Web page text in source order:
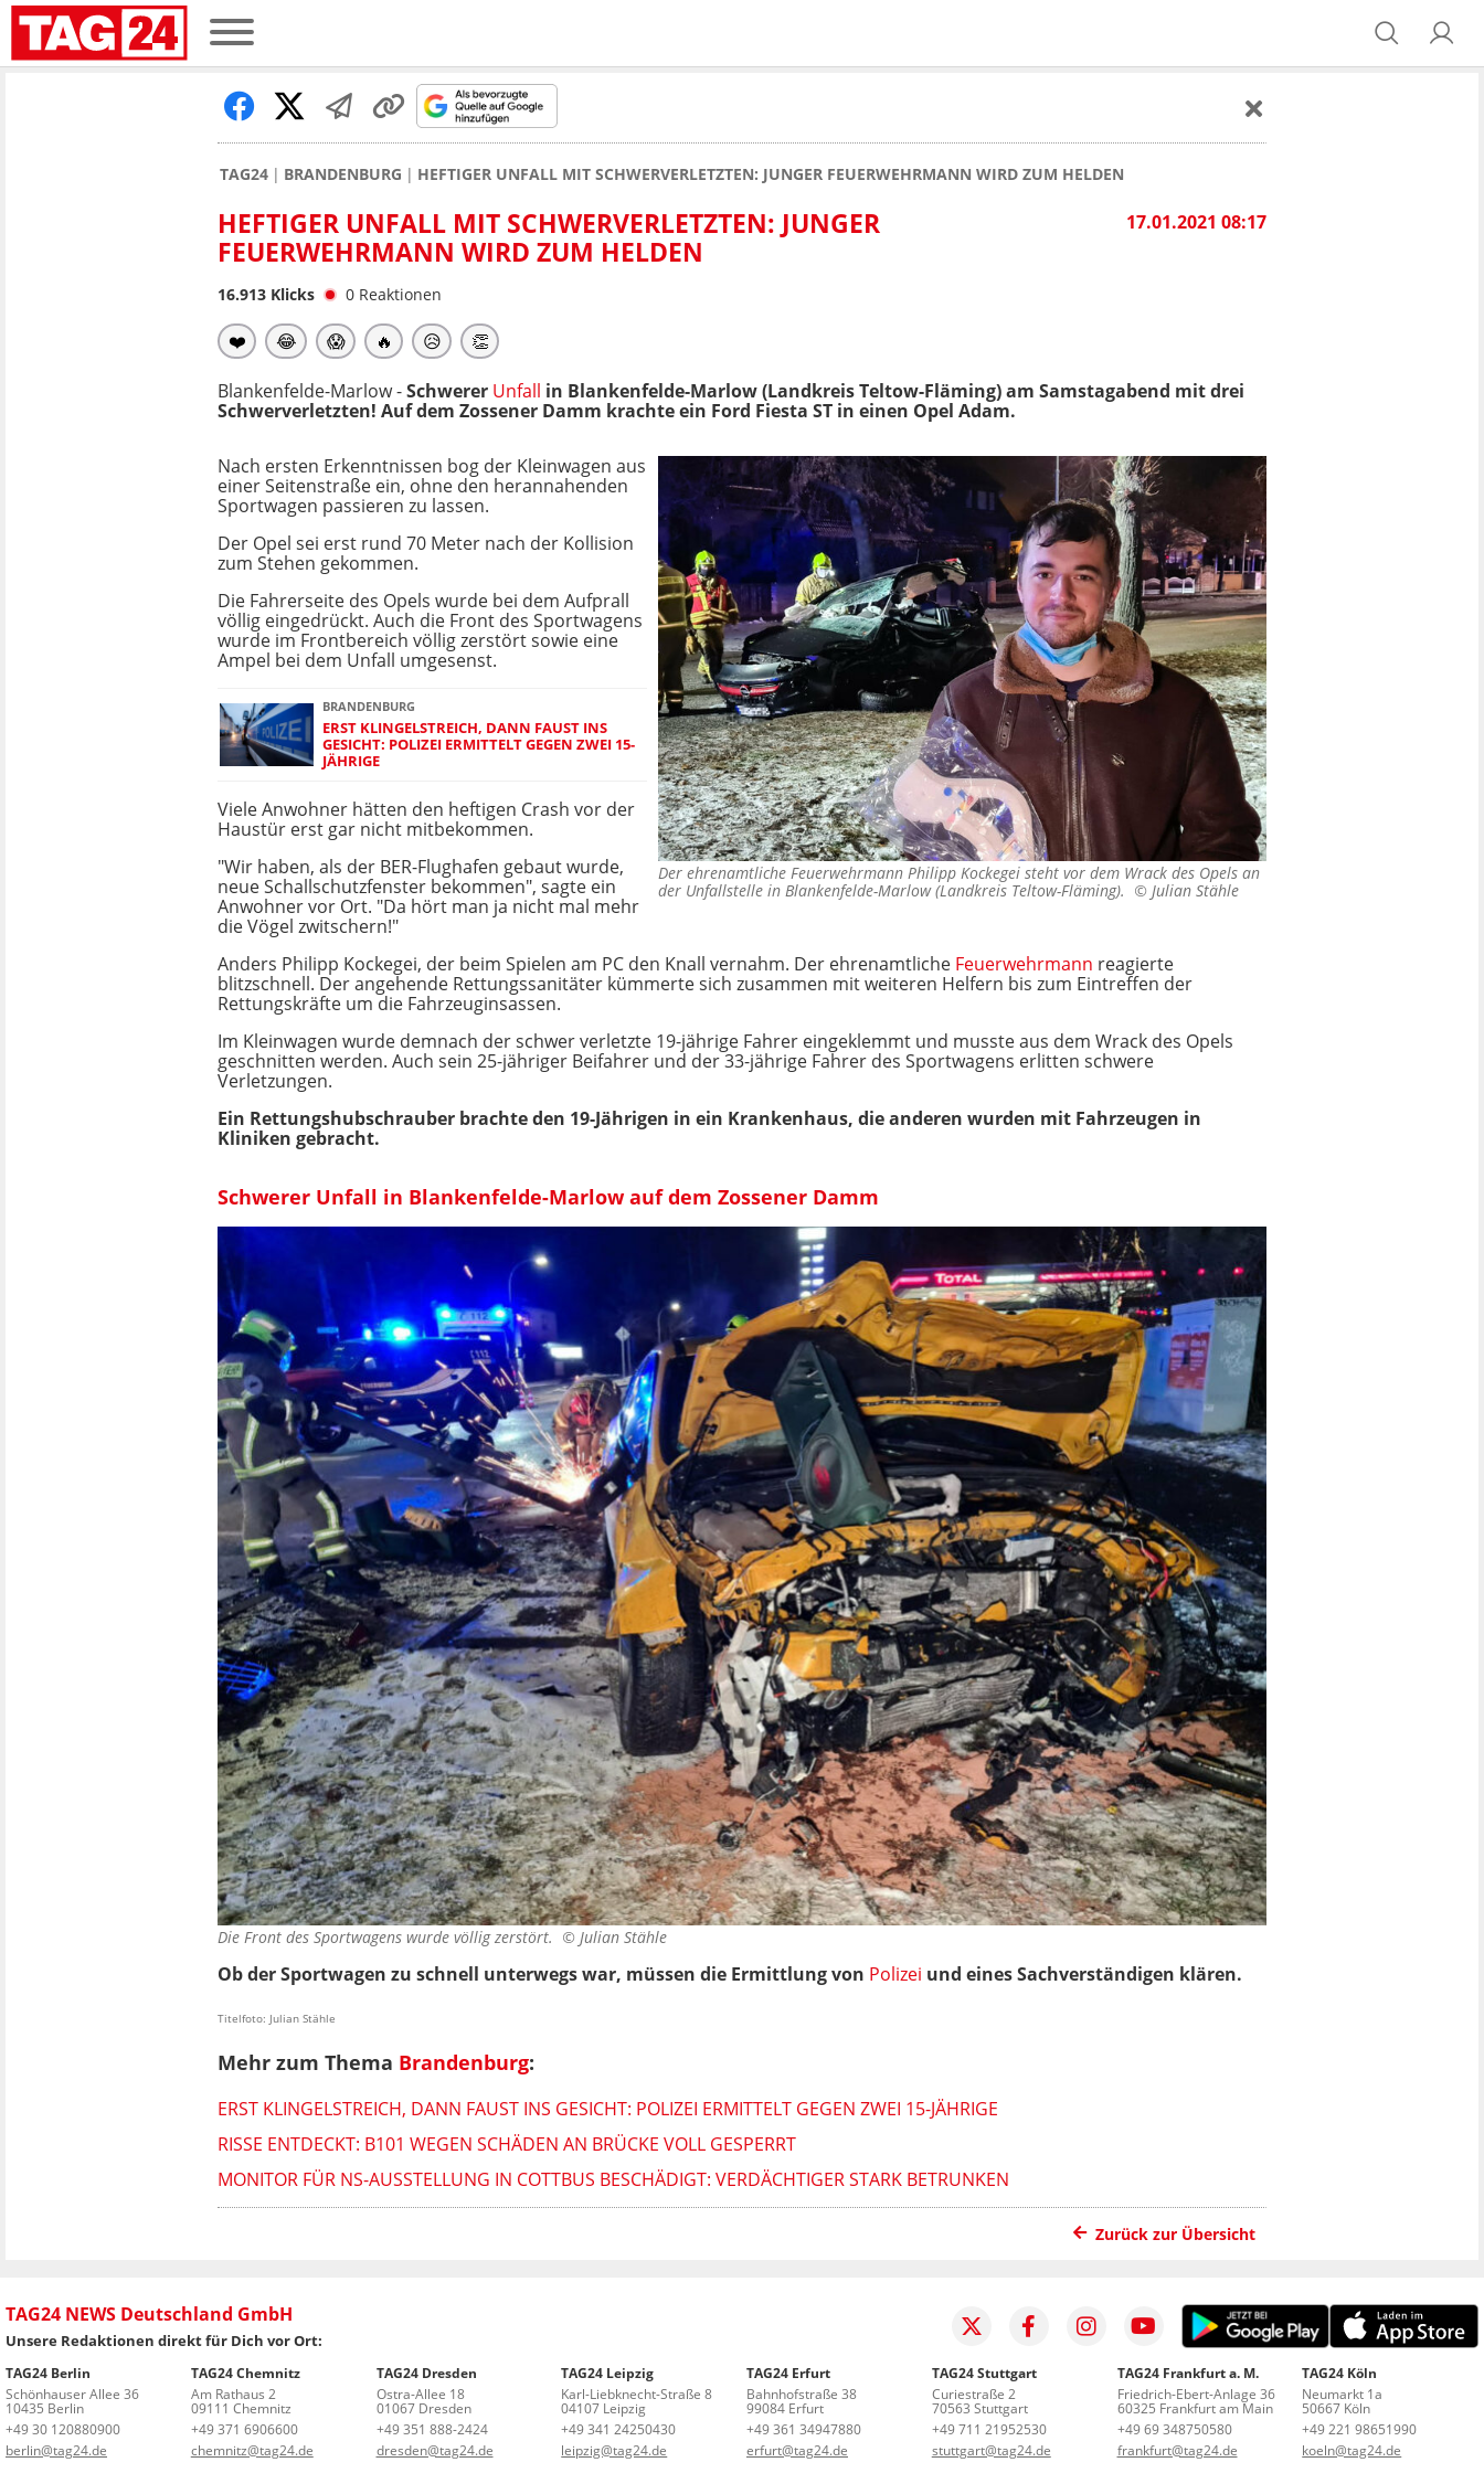
TAG24 BRANDENBURG HEFTIGER UNFALL MIT SCHWERVERLETZTEN: JUNGER FEUERWEHRMANN WIRD ZUM HELDEN
17.01.2021 08:17
HEFTIGER UNFALL MIT SCHWERVERLETZTEN: JUNGER
FEUERWEHRMANN WIRD ZUM HELDEN
16.913 Klicks 0 Reaktionen
❤️ 😂 😱 🔥 😥 👏
Blankenfelde-Marlow -Schwerer Unfall in Blankenfelde-Marlow (Landkreis Teltow-Fläming) am Samstagabend mit drei
Schwerverletzten! Auf dem Zossener Damm krachte ein Ford Fiesta ST in einen Opel Adam.
Der ehrenamtliche Feuerwehrmann Philipp Kockegei steht vor dem Wrack des Opels an
der Unfallstelle in Blankenfelde-Marlow (Landkreis Teltow-Fläming). © Julian Stähle
Nach ersten Erkenntnissen bog der Kleinwagen aus
einer Seitenstraße ein, ohne den herannahenden
Sportwagen passieren zu lassen.
Der Opel sei erst rund 70 Meter nach der Kollision
zum Stehen gekommen.
Die Fahrerseite des Opels wurde bei dem Aufprall
völlig eingedrückt. Auch die Front des Sportwagens
wurde im Frontbereich völlig zerstört sowie eine
Ampel bei dem Unfall umgesenst.
BRANDENBURG
ERST KLINGELSTREICH, DANN FAUST INS
GESICHT: POLIZEI ERMITTELT GEGEN ZWEI 15-
JÄHRIGE
Viele Anwohner hätten den heftigen Crash vor der
Haustür erst gar nicht mitbekommen.
"Wir haben, als der BER-Flughafen gebaut wurde,
neue Schallschutzfenster bekommen", sagte ein
Anwohner vor Ort. "Da hört man ja nicht mal mehr
die Vögel zwitschern!"
Anders Philipp Kockegei, der beim Spielen am PC den Knall vernahm. Der ehrenamtliche Feuerwehrmann reagierte
blitzschnell. Der angehende Rettungssanitäter kümmerte sich zusammen mit weiteren Helfern bis zum Eintreffen der
Rettungskräfte um die Fahrzeuginsassen.
Im Kleinwagen wurde demnach der schwer verletzte 19-jährige Fahrer eingeklemmt und musste aus dem Wrack des Opels
geschnitten werden. Auch sein 25-jähriger Beifahrer und der 33-jährige Fahrer des Sportwagens erlitten schwere
Verletzungen.
Ein Rettungshubschrauber brachte den 19-Jährigen in ein Krankenhaus, die anderen wurden mit Fahrzeugen in
Kliniken gebracht.
Schwerer Unfall in Blankenfelde-Marlow auf dem Zossener Damm
Die Front des Sportwagens wurde völlig zerstört. © Julian Stähle
Ob der Sportwagen zu schnell unterwegs war, müssen die Ermittlung von Polizei und eines Sachverständigen klären.
Titelfoto: Julian Stähle
Mehr zum Thema Brandenburg:
ERST KLINGELSTREICH, DANN FAUST INS GESICHT: POLIZEI ERMITTELT GEGEN ZWEI 15-JÄHRIGE
RISSE ENTDECKT: B101 WEGEN SCHÄDEN AN BRÜCKE VOLL GESPERRT
MONITOR FÜR NS-AUSSTELLUNG IN COTTBUS BESCHÄDIGT: VERDÄCHTIGER STARK BETRUNKEN
Zurück zur Übersicht
TAG24 NEWS Deutschland GmbH
Unsere Redaktionen direkt für Dich vor Ort:
TAG24 Berlin
Schönhauser Allee 36
10435 Berlin
+49 30 120880900
berlin@tag24.de
TAG24 Chemnitz
Am Rathaus 2
09111 Chemnitz
+49 371 6906600
chemnitz@tag24.de
TAG24 Dresden
Ostra-Allee 18
01067 Dresden
+49 351 888-2424
dresden@tag24.de
TAG24 Leipzig
Karl-Liebknecht-Straße 8
04107 Leipzig
+49 341 24250430
leipzig@tag24.de
TAG24 Erfurt
Bahnhofstraße 38
99084 Erfurt
+49 361 34947880
erfurt@tag24.de
TAG24 Stuttgart
Curiestraße 2
70563 Stuttgart
+49 711 21952530
stuttgart@tag24.de
TAG24 Frankfurt a. M.
Friedrich-Ebert-Anlage 36
60325 Frankfurt am Main
+49 69 348750580
frankfurt@tag24.de
TAG24 Köln
Neumarkt 1a
50667 Köln
+49 221 98651990
koeln@tag24.de